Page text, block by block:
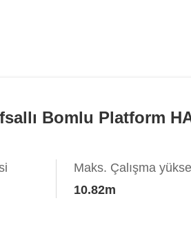
Bomlu Platform
Maks. Çalışma
10.82m